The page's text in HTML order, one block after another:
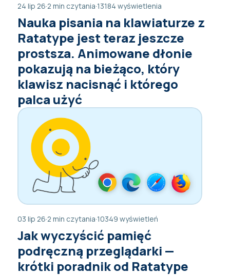
24 lip 26·2 min czytania·13184 wyświetlenia
Nauka pisania na klawiaturze z
Ratatype jest teraz jeszcze
prostsza. Animowane dłonie
pokazują na bieżąco, który
klawisz nacisnąć i którego
palca użyć
03 lip 26·2 min czytania·10349 wyświetleń
Jak wyczyścić pamięć
podręczną przeglądarki —
krótki poradnik od Ratatype